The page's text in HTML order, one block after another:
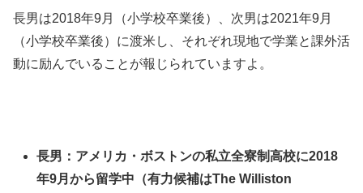
長男は2018年9月（小学校卒業後）、次男は2021年9月
（小学校卒業後）に渡米し、それぞれ現地で学業と課外活
動に励んでいることが報じられていますよ。
長男：アメリカ・ボストンの私立全寮制高校に2018
年9月から留学中（有力候補はThe Williston